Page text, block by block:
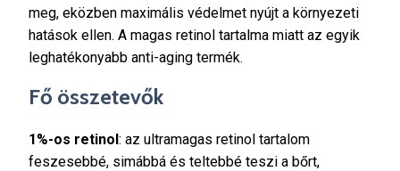
meg, eközben maximális védelmet nyújt a környezeti
hatások ellen. A magas retinol tartalma miatt az egyik
leghatékonyabb anti-aging termék.
Fő összetevők
1%-os retinol: az ultramagas retinol tartalom
feszesebbé, simábbá és teltebbé teszi a bőrt,